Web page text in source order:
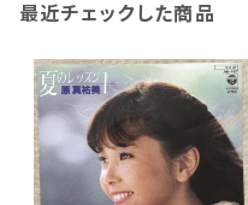
最近チェックした商品